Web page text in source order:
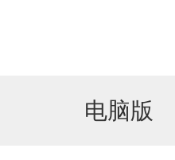
电脑版